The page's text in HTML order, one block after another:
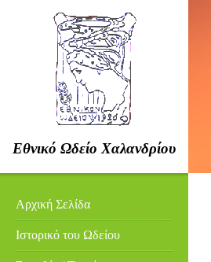
Εθνικό Ωδείο Χαλανδρίου
Αρχική Σελίδα
Ιστορικό του Ωδείου